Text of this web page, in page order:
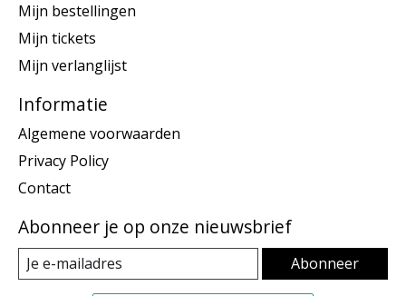
Mijn bestellingen
Mijn tickets
Mijn verlanglijst
Informatie
Algemene voorwaarden
Privacy Policy
Contact
Abonneer je op onze nieuwsbrief
Abonneer